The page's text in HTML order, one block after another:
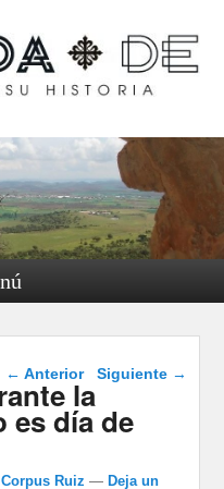
y
Navegación de
entradas
← Anterior Siguiente →
la
es día de
Corpus Ruiz — Deja un